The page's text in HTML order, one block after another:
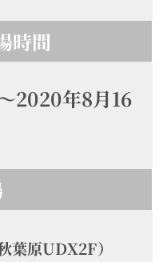
時間
2020年8月16
秋葉原UDX2F）